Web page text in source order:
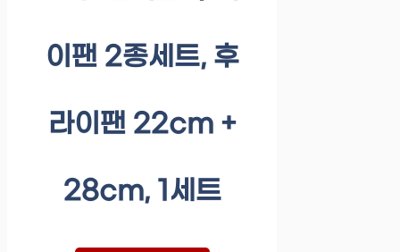
이팬 2종세트, 후
라이팬 22cm +
28cm, 1세트